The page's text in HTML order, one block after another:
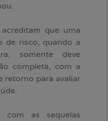
que uma
de risco, quando a
somente deve
completa, com a
retorno para avaliar
com as sequelas